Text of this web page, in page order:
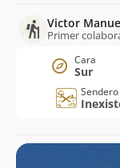
Victor
Primer
Cara
Sur
Sendero